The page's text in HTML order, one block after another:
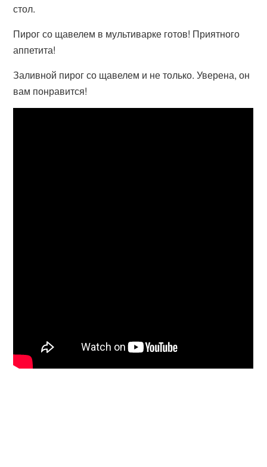
стол.
Пирог со щавелем в мультиварке готов! Приятного
аппетита!
Заливной пирог со щавелем и не только. Уверена, он
вам понравится!